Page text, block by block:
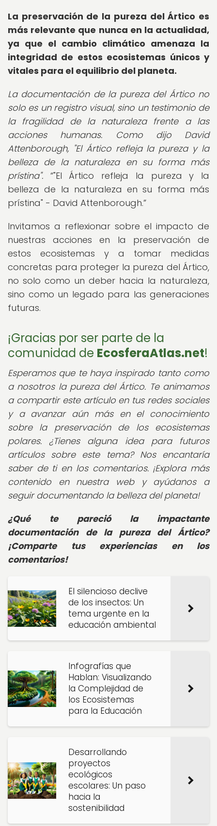
La preservación de la pureza del Ártico es
más relevante que nunca en la actualidad,
ya que el cambio climático amenaza la
integridad de estos ecosistemas únicos y
vitales para el equilibrio del planeta.
La documentación de la pureza del Ártico no
solo es un registro visual, sino un testimonio de
la fragilidad de la naturaleza frente a las
acciones humanas. Como dijo David
Attenborough, "El Ártico refleja la pureza y la
belleza de la naturaleza en su forma más
prístina".
"El Ártico refleja la pureza y la
belleza de la naturaleza en su forma más
prístina" - David Attenborough.
Invitamos a reflexionar sobre el impacto de
nuestras acciones en la preservación de
estos ecosistemas y a tomar medidas
concretas para proteger la pureza del Ártico,
no solo como un deber hacia la naturaleza,
sino como un legado para las generaciones
futuras.
¡Gracias por ser parte de la
comunidad de EcosferaAtlas.net!
Esperamos que te haya inspirado tanto como
a nosotros la pureza del Ártico. Te animamos
a compartir este artículo en tus redes sociales
y a avanzar aún más en el conocimiento
sobre la preservación de los ecosistemas
polares. ¿Tienes alguna idea para futuros
artículos sobre este tema? Nos encantaría
saber de ti en los comentarios. ¡Explora más
contenido en nuestra web y ayúdanos a
seguir documentando la belleza del planeta!
¿Qué te pareció la impactante
documentación de la pureza del Ártico?
¡Comparte tus experiencias en los
comentarios!
El silencioso declive
de los insectos: Un
tema urgente en la
educación ambiental
Infografías que
Hablan: Visualizando
la Complejidad de
los Ecosistemas
para la Educación
Desarrollando
proyectos
ecológicos
escolares: Un paso
hacia la
sostenibilidad